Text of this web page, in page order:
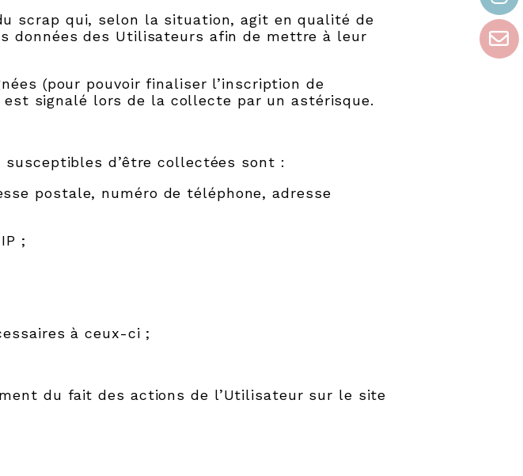
scrap qui, selon la situation, agit en qualité de
données des Utilisateurs afin de mettre à leur
(pour pouvoir finaliser l’inscription de
signalé lors de la collecte par un astérisque.
susceptibles d’être collectées sont :
postale, numéro de téléphone, adresse
;
à ceux-ci ;
du fait des actions de l’Utilisateur sur le site